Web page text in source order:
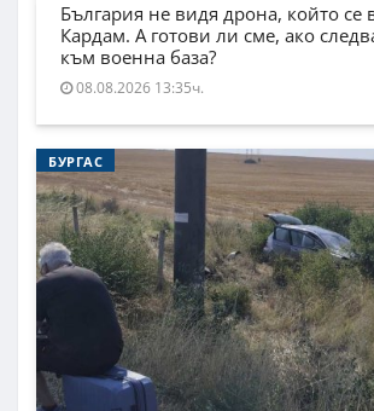
България не видя дрона, който се
Кардам. А готови ли сме, ако
към военна база?
08.08.2026 13:35ч.
БУРГАС